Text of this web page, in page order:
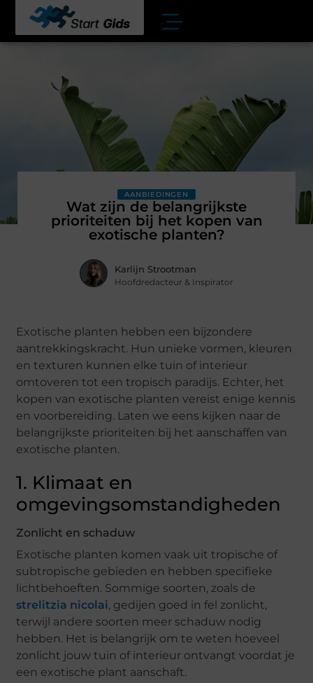
AANBIEDINGEN
Wat zijn de belangrijkste
prioriteiten bij het kopen van
exotische planten?
Karlijn Strootman
Hoofdredacteur & Inspirator
Exotische planten hebben een bijzondere
aantrekkingskracht. Hun unieke vormen, kleuren
en texturen kunnen elke tuin of interieur
omtoveren tot een tropisch paradijs. Echter, het
kopen van exotische planten vereist enige kennis
en voorbereiding. Laten we eens kijken naar de
belangrijkste prioriteiten bij het aanschaffen van
exotische planten.
1. Klimaat en
omgevingsomstandigheden
Zonlicht en schaduw
Exotische planten komen vaak uit tropische of
subtropische gebieden en hebben specifieke
lichtbehoeften. Sommige soorten, zoals de
strelitzia nicolai, gedijen goed in fel zonlicht,
terwijl andere soorten meer schaduw nodig
hebben. Het is belangrijk om te weten hoeveel
zonlicht jouw tuin of interieur ontvangt voordat je
een exotische plant aanschaft.